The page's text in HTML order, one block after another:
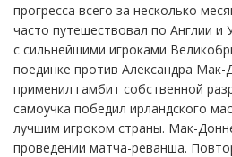
прогресса всего за несколько
часто путешествовал по Англии и
с сильнейшими игроками
поединке против Александра
применил гамбит собственной
самоучка победил ирландского
лучшим игроком страны. Мак-
проведении матча-реванша.